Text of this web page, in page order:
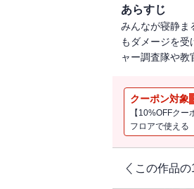
あらすじ
みんなが寝静ま
もダメージを
ャー調査隊や教
クーポン対象
【10%OFFク
フロアで使える
この作品の